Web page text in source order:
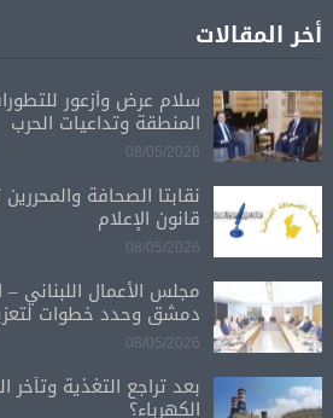
أخر المقالات
سلام عرض وأزعور
المنطقة وتداعيات الحرب
08/05/2026
نقابتا الصحافة
قانون الإعلام
08/05/2026
مجلس الأعمال اللبناني –
دمشق وحدد خطوات
08/05/2026
بعد تراجع التغذية
الكهرباء؟